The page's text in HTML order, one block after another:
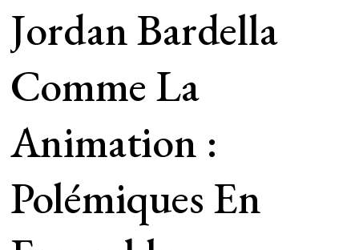
Jordan Bardella
Comme La
Animation :
Polémiques En